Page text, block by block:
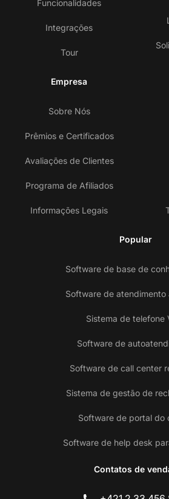
Funcionalidades
Integrações
Tour
Empresa
Sobre Nós
Prêmios e Certificados
Avaliações de Clientes
Programa de Afiliados
Informações Legais
Popular
Software de base de
Software de atendimento
Sistema de telefone
Software de
Software de call center
Sistema de gestão de
Software de portal do
Software de help desk
Contatos de